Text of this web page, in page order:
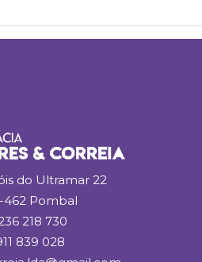
do Ultramar 22
462 Pombal
218 730
839 028